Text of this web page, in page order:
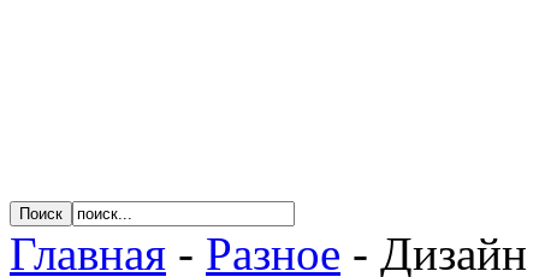
Главная - Разное -